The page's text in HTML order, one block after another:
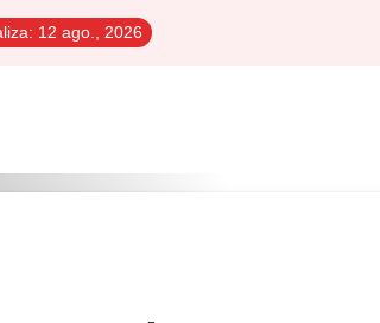
12 ago., 2026